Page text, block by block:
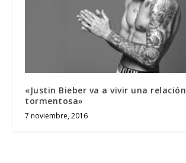
«Justin Bieber va a vivir una relación
tormentosa»
7 noviembre, 2016